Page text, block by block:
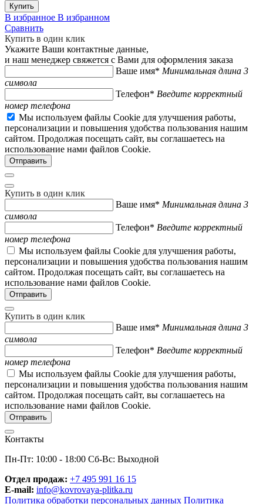
Купить
В избранное В избранном
Сравнить
Купить в один клик
Укажите Ваши контактные данные,
и наш менеджер свяжется с Вами для оформления заказа
Ваше имя* Минимальная длина 3
символа
Телефон* Введите корректный
номер телефона
Мы используем файлы Cookie для улучшения работы,
персонализации и повышения удобства пользования нашим
сайтом. Продолжая посещать сайт, вы соглашаетесь на
использование нами файлов Cookie.
Купить в один клик
Ваше имя* Минимальная длина 3
символа
Телефон* Введите корректный
номер телефона
Мы используем файлы Cookie для улучшения работы,
персонализации и повышения удобства пользования нашим
сайтом. Продолжая посещать сайт, вы соглашаетесь на
использование нами файлов Cookie.
Купить в один клик
Ваше имя* Минимальная длина 3
символа
Телефон* Введите корректный
номер телефона
Мы используем файлы Cookie для улучшения работы,
персонализации и повышения удобства пользования нашим
сайтом. Продолжая посещать сайт, вы соглашаетесь на
использование нами файлов Cookie.
Контакты
Пн-Пт: 10:00 - 18:00 Сб-Вс: Выходной
Отдел продаж: +7 495 991 16 15
E-mail: info@kovrovaya-plitka.ru
Политика обработки персональных данных Политика